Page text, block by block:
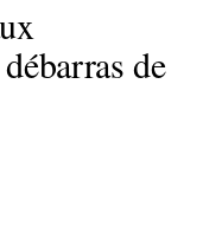
de